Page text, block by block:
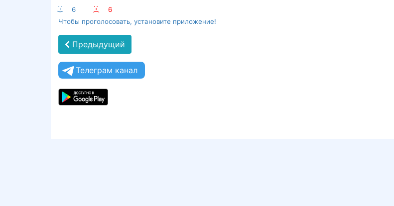
:-) 6 :-(
6
Чтобы проголосовать, установите приложение!
Предыдущий
Телеграм канал